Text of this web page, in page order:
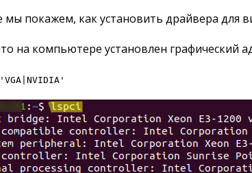
мы покажем, как установить драйвера для
на компьютере установлен графический